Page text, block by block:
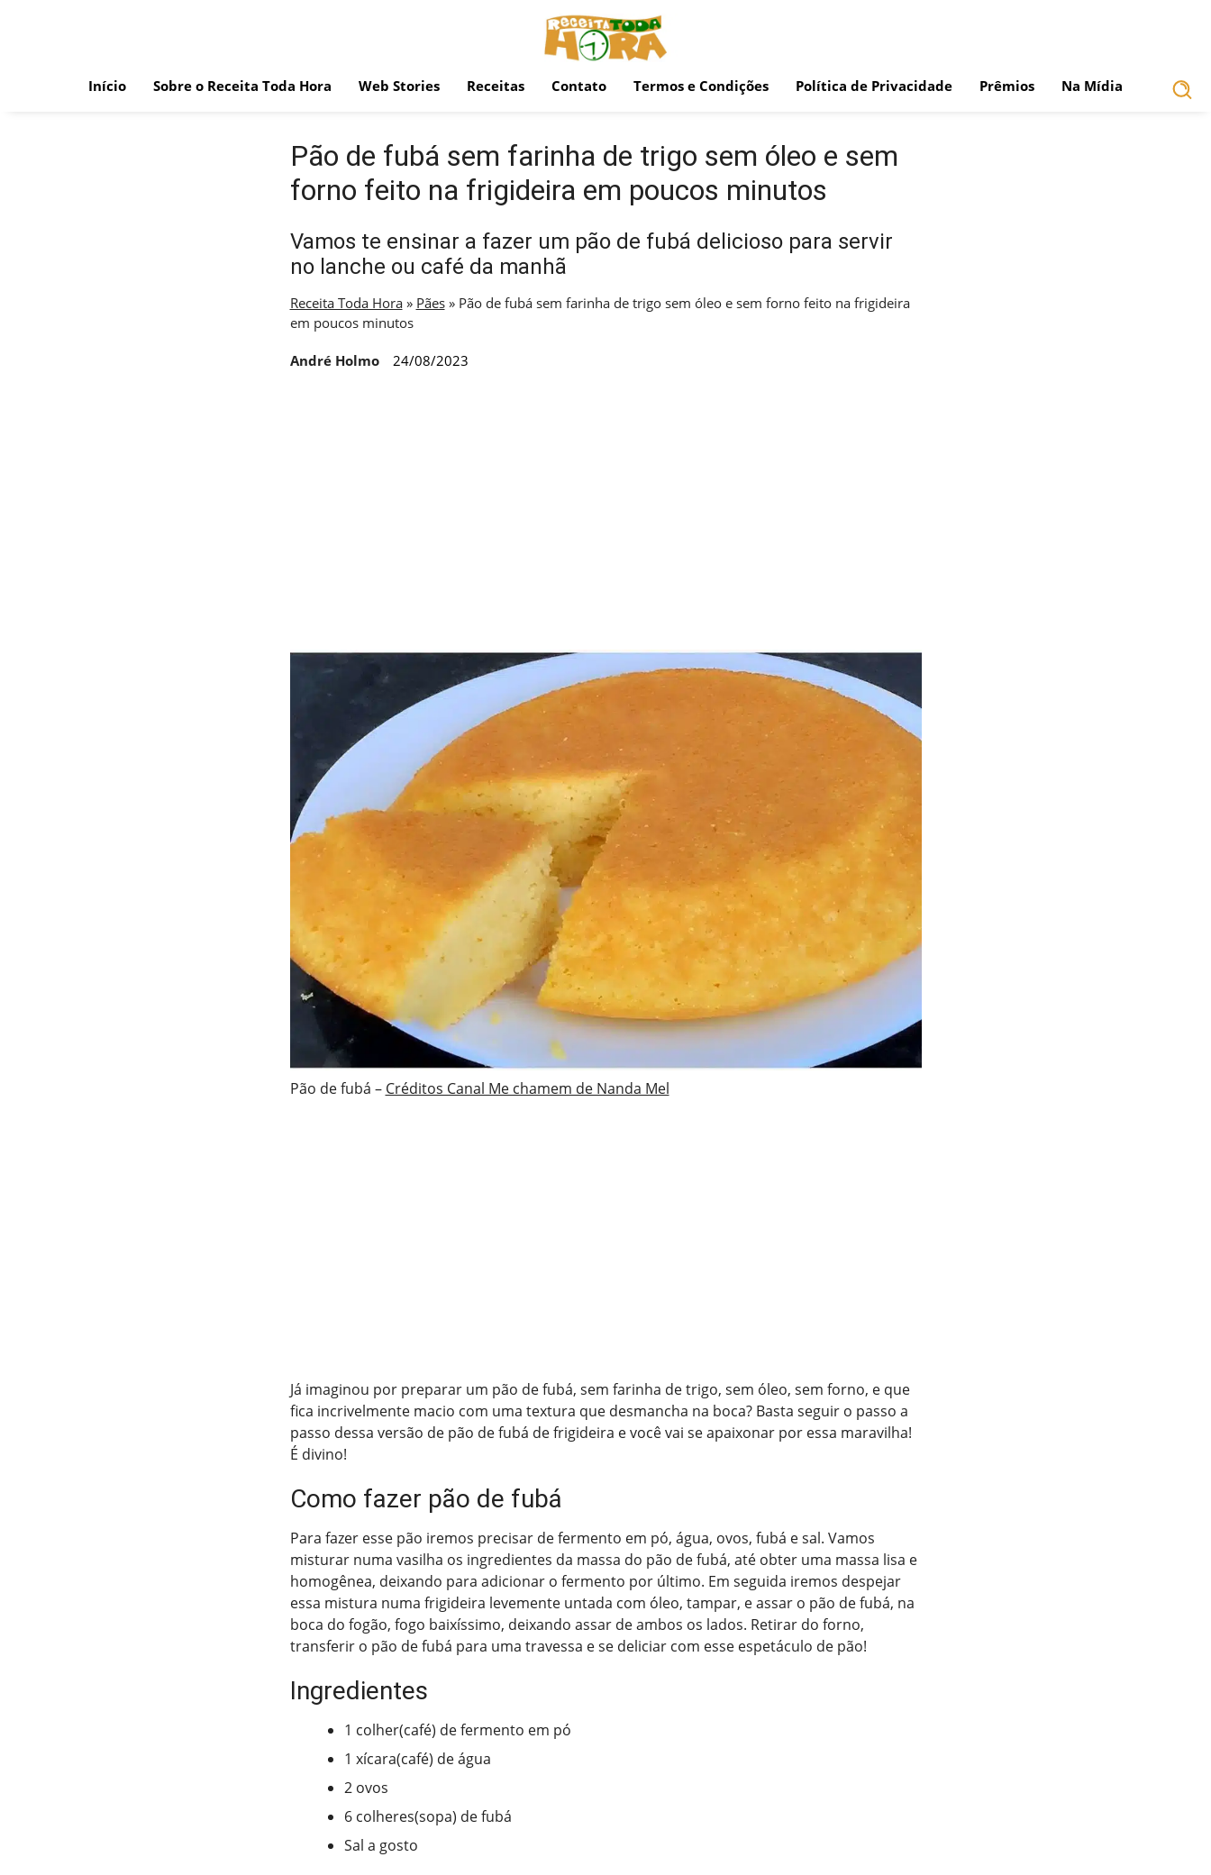
Início Sobre o Receita Toda Hora Web Stories Receitas Contato Termos e Condições Política de Privacidade Prêmios Na Mídia
Pão de fubá sem farinha de trigo sem óleo e sem
forno feito na frigideira em poucos minutos
Vamos te ensinar a fazer um pão de fubá delicioso para servir
no lanche ou café da manhã
Receita Toda Hora» Pães» Pão de fubá sem farinha de trigo sem óleo e sem forno feito na frigideira
em poucos minutos
André Holmo 24/08/2023
Pão de fubá – Créditos Canal Me chamem de Nanda Mel
Já imaginou por preparar um pão de fubá, sem farinha de trigo, sem óleo, sem forno, e que
fica incrivelmente macio com uma textura que desmancha na boca? Basta seguir o passo a
passo dessa versão de pão de fubá de frigideira e você vai se apaixonar por essa maravilha!
É divino!
Como fazer pão de fubá
Para fazer esse pão iremos precisar de fermento em pó, água, ovos, fubá e sal. Vamos
misturar numa vasilha os ingredientes da massa do pão de fubá, até obter uma massa lisa e
homogênea, deixando para adicionar o fermento por último. Em seguida iremos despejar
essa mistura numa frigideira levemente untada com óleo, tampar, e assar o pão de fubá, na
boca do fogão, fogo baixíssimo, deixando assar de ambos os lados. Retirar do forno,
transferir o pão de fubá para uma travessa e se deliciar com esse espetáculo de pão!
Ingredientes
1 colher(café) de fermento em pó
1 xícara(café) de água
2 ovos
6 colheres(sopa) de fubá
Sal a gosto